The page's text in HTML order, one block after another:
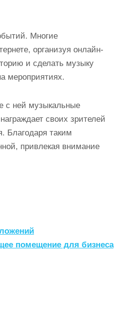
Многие
организуя онлайн-
и сделать музыку
мероприятиях.
с ней музыкальные
своих зрителей
Благодаря таким
привлекая внимание
помещение для бизнеса